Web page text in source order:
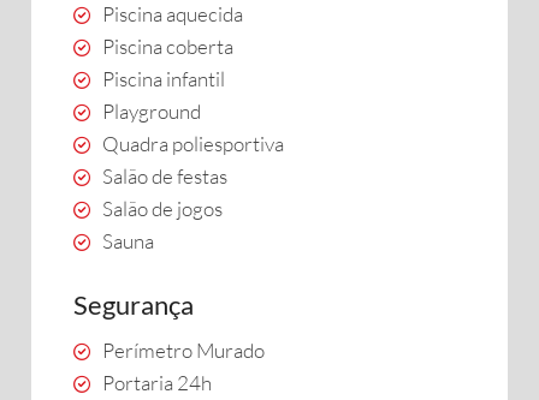
Piscina aquecida
Piscina coberta
Piscina infantil
Playground
Quadra poliesportiva
Salão de festas
Salão de jogos
Sauna
Segurança
Perímetro Murado
Portaria 24h